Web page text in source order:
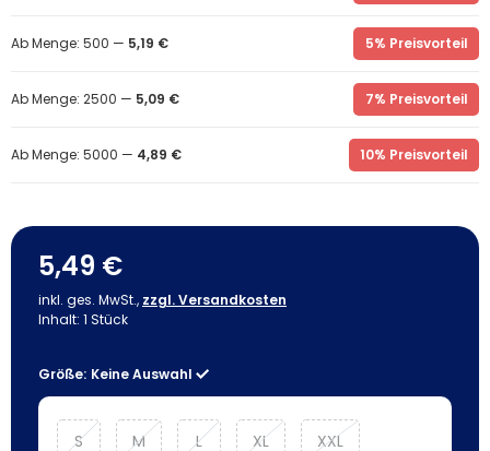
Ab Menge: 500 — 5,19 € 5% Preisvorteil
Ab Menge: 2500 — 5,09 € 7% Preisvorteil
Ab Menge: 5000 — 4,89 € 10% Preisvorteil
5,49 €
inkl. ges. MwSt., zzgl. Versandkosten
Inhalt: 1 Stück
Größe: Keine Auswahl
S M L XL XXL